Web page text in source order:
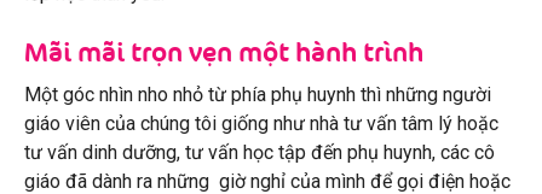
Mãi mãi trọn vẹn một hành trình
Một góc nhìn nho nhỏ từ phía phụ huynh thì những người
giáo viên của chúng tôi giống như nhà tư vấn tâm lý hoặc
tư vấn dinh dưỡng, tư vấn học tập đến phụ huynh, các cô
giáo đã dành ra những giờ nghỉ của mình để gọi điện hoặc